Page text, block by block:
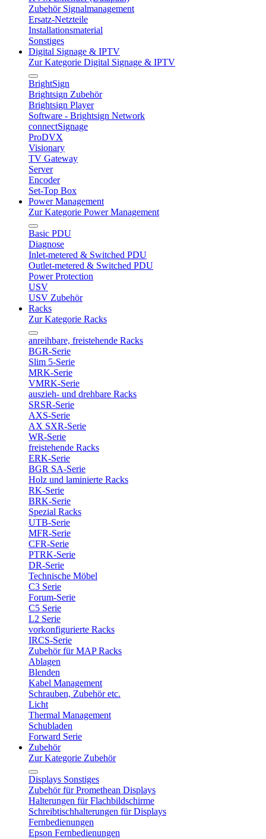
Zubehör Signalmanagement
Ersatz-Netzteile
Installationsmaterial
Sonstiges
Digital Signage & IPTV
Zur Kategorie Digital Signage & IPTV
BrightSign
Brightsign Zubehör
Brightsign Player
Software - Brightsign Network
connectSignage
ProDVX
Visionary
TV Gateway
Server
Encoder
Set-Top Box
Power Management
Zur Kategorie Power Management
Basic PDU
Diagnose
Inlet-metered & Switched PDU
Outlet-metered & Switched PDU
Power Protection
USV
USV Zubehör
Racks
Zur Kategorie Racks
anreihbare, freistehende Racks
BGR-Serie
Slim 5-Serie
MRK-Serie
VMRK-Serie
auszieh- und drehbare Racks
SRSR-Serie
AXS-Serie
AX SXR-Serie
WR-Serie
freistehende Racks
ERK-Serie
BGR SA-Serie
Holz und laminierte Racks
RK-Serie
BRK-Serie
Spezial Racks
UTB-Serie
MFR-Serie
CFR-Serie
PTRK-Serie
DR-Serie
Technische Möbel
C3 Serie
Forum-Serie
C5 Serie
L2 Serie
vorkonfigurierte Racks
IRCS-Serie
Zubehör für MAP Racks
Ablagen
Blenden
Kabel Management
Schrauben, Zubehör etc.
Licht
Thermal Management
Schubladen
Forward Serie
Zubehör
Zur Kategorie Zubehör
Displays Sonstiges
Zubehör für Promethean Displays
Halterungen für Flachbildschirme
Schreibtischhalterungen für Displays
Fernbedienungen
Epson Fernbedienungen